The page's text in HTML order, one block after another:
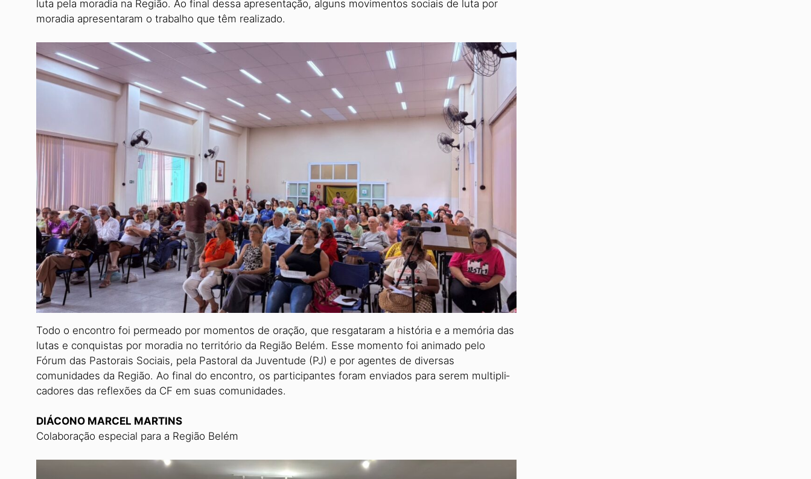
luta pela moradia na Região. Ao final dessa apresentação, alguns movimen­tos sociais de luta por
moradia apre­sentaram o trabalho que têm realizado.
Todo o encontro foi permeado por momentos de oração, que resgataram a história e a memória das
lutas e conquis­tas por moradia no território da Região Belém. Esse momento foi animado pelo
Fórum das Pastorais Sociais, pela Pastoral da Juventude (PJ) e por agen­tes de diversas
comunidades da Região. Ao final do encontro, os participantes foram enviados para serem multipli­
cadores das reflexões da CF em suas comunidades.
DIÁCONO MARCEL MARTINS
Colaboração especial para a Região Belém